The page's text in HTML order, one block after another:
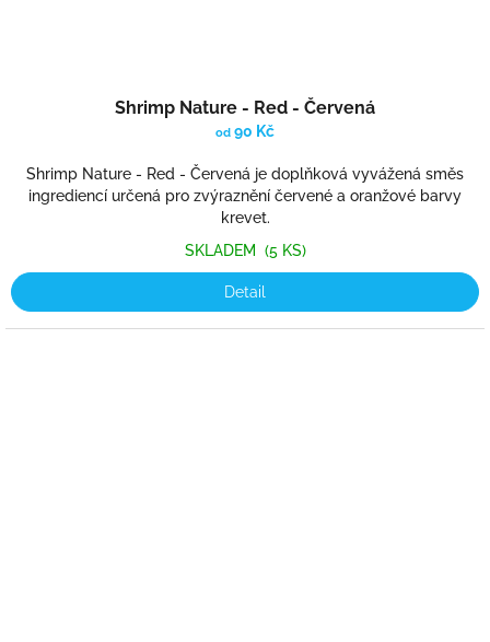
Shrimp Nature - Red - Červená
od 90 Kč
Shrimp Nature - Red - Červená je doplňková vyvážená směs
ingrediencí určená pro zvýraznění červené a oranžové barvy
krevet.
SKLADEM (5 KS)
Detail